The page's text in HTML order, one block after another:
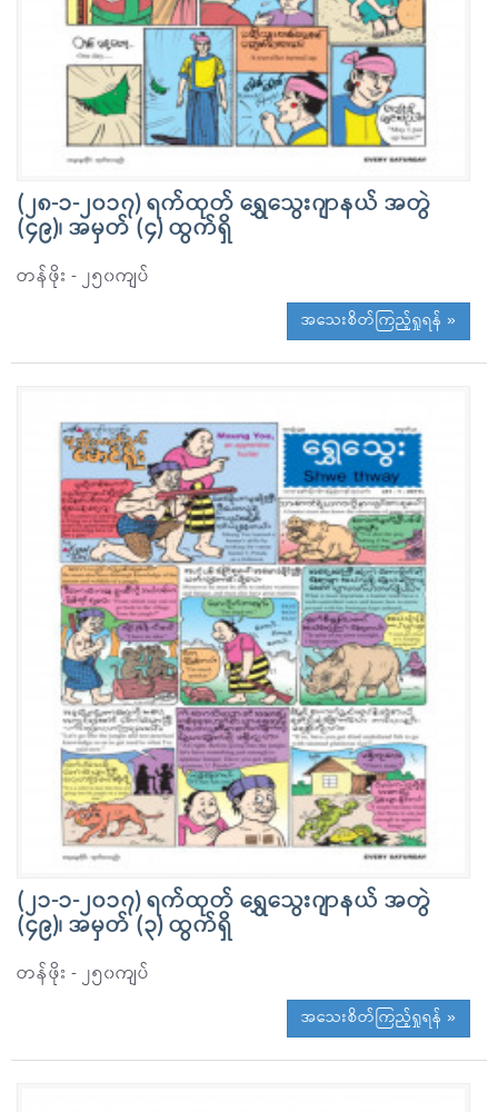
(၂၈-၁-၂၀၁၇) ရက်ထုတ် ရွှေသွေးဂျာနယ် အတွဲ
(၄၉)၊ အမှတ် (၄) ထွက်ရှိ
တန်ဖိုး - ၂၅၀ကျပ်
အသေးစိတ်ကြည့်ရှုရန် »
(၂၁-၁-၂၀၁၇) ရက်ထုတ် ရွှေသွေးဂျာနယ် အတွဲ
(၄၉)၊ အမှတ် (၃) ထွက်ရှိ
တန်ဖိုး - ၂၅၀ကျပ်
အသေးစိတ်ကြည့်ရှုရန် »